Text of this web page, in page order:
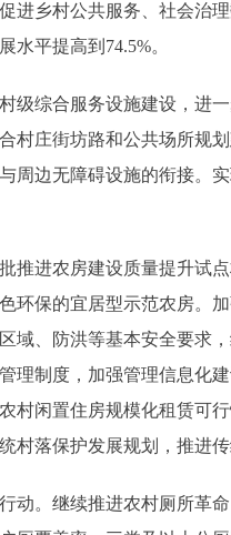
进乡村公共服务、社会治
水平提高到74.5%。
综合服务设施建设，进一
村庄街坊路和公共场所规
周边无障碍设施的衔接。
进农房建设质量提升试
环保的宜居型示范农房。
域、防洪等基本安全要求
理制度，加强管理信息化
村闲置住房规模化租赁可
村落保护发展规划，推进传
。继续推进农村厕所革